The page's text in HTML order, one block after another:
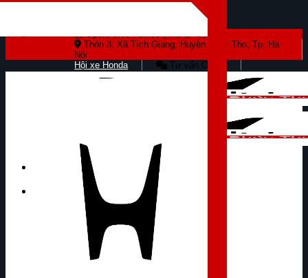
Open: 8:00 - 17:00 (Thứ 2 - 7)
Thôn 3, Xã Tích Giang, Huyện Phúc Thọ, Tp. Hà
Nội
Hội xe Honda
Tư vấn Online